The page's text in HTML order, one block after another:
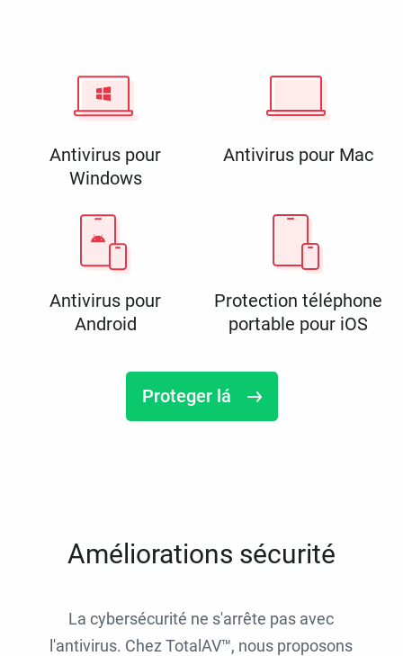
Antivirus pour
Windows
Antivirus pour Mac
Antivirus pour
Android
Protection téléphone
portable pour iOS
Proteger lá
Améliorations sécurité
La cybersécurité ne s'arrête pas avec
l'antivirus. Chez TotalAV™, nous proposons